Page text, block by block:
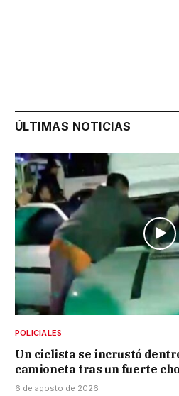
ÚLTIMAS NOTICIAS
POLICIALES
Un ciclista se incrustó
camioneta tras un fuerte
6 de agosto de 2026